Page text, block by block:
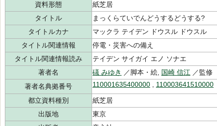
資料形態
紙芝居
タイトル
まっくらていでんどうするどうする?
タイトルカナ
マックラ テイデン ドウスル ドウスル
タイトル関連情報
停電・災害への備え
タイトル関連情報読み
テイデン サイガイ エノ ソナエ
著者名
礒 みゆき ／脚本・絵, 国崎 信江 ／監修
著者名典拠番号
110001635400000 110003641510000
都立資料種別
紙芝居
出版地
東京